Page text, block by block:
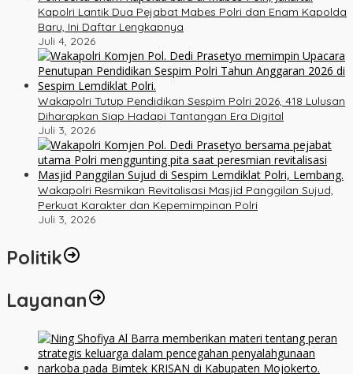
Kapolri Lantik Dua Pejabat Mabes Polri dan Enam Kapolda
Baru, Ini Daftar Lengkapnya
Juli 4, 2026
Wakapolri Tutup Pendidikan Sespim Polri 2026, 418 Lulusan
Diharapkan Siap Hadapi Tantangan Era Digital
Juli 3, 2026
Wakapolri Resmikan Revitalisasi Masjid Panggilan Sujud,
Perkuat Karakter dan Kepemimpinan Polri
Juli 3, 2026
Politik
Layanan